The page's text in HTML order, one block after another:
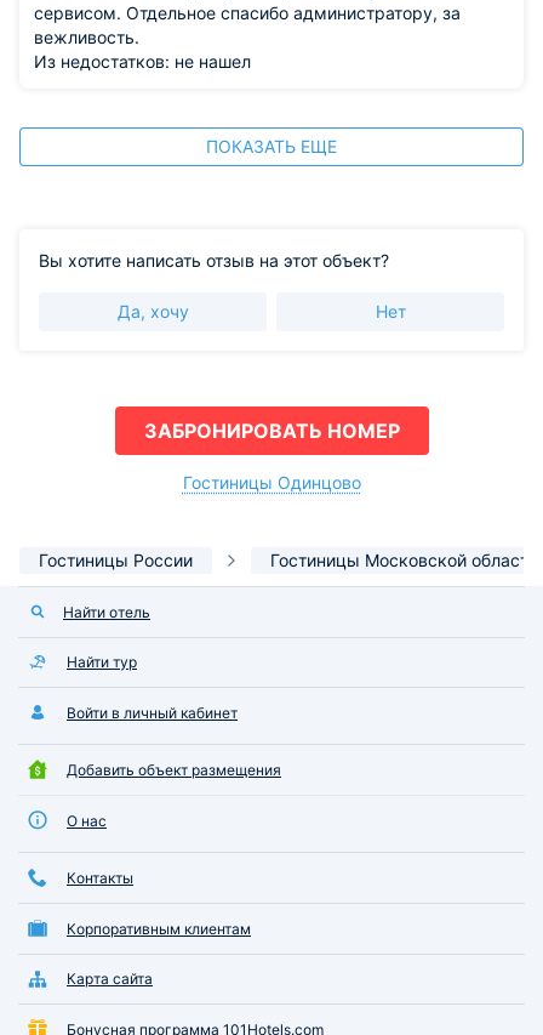
сервисом. Отдельное спасибо администратору, за
вежливость.
Из недостатков: не нашел
ПОКАЗАТЬ ЕЩЕ
Вы хотите написать отзыв на этот объект?
Да, хочу Нет
ЗАБРОНИРОВАТЬ НОМЕР
Гостиницы Одинцово
Гостиницы России Гостиницы Московской области
Найти отель
Найти тур
Войти в личный кабинет
Добавить объект размещения
О нас
Контакты
Корпоративным клиентам
Карта сайта
Бонусная программа 101Hotels.com